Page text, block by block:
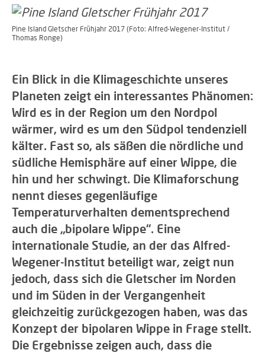
Pine Island Gletscher Frühjahr 2017 (Foto: Alfred-Wegener-Institut /
Thomas Ronge)
Ein Blick in die Klimageschichte unseres
Planeten zeigt ein interessantes Phänomen:
Wird es in der Region um den Nordpol
wärmer, wird es um den Südpol tendenziell
kälter. Fast so, als säßen die nördliche und
südliche Hemisphäre auf einer Wippe, die
hin und her schwingt. Die Klimaforschung
nennt dieses gegenläufige
Temperaturverhalten dementsprechend
auch die „bipolare Wippe“. Eine
internationale Studie, an der das Alfred-
Wegener-Institut beteiligt war, zeigt nun
jedoch, dass sich die Gletscher im Norden
und im Süden in der Vergangenheit
gleichzeitig zurückgezogen haben, was das
Konzept der bipolaren Wippe in Frage stellt.
Die Ergebnisse zeigen auch, dass die